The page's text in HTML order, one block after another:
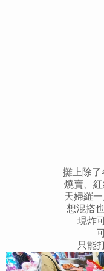
攤上除了
燒賣、紅
天婦羅一
想混搭
現炸
只能